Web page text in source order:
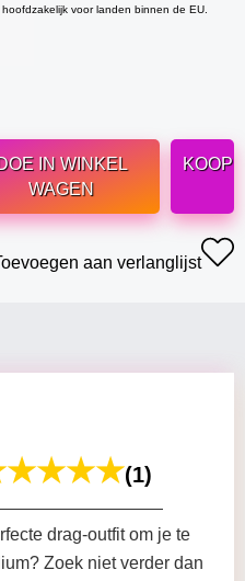
voor landen binnen de EU.
IN WINKEL
WAGEN
KOOP
aan verlanglijst
(1)
drag-outfit om je te
Zoek niet verder dan